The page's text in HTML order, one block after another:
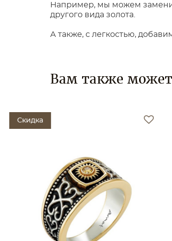
Например, мы можем
другого вида золота.
А также, с легкостью,
Вам также
Скидка